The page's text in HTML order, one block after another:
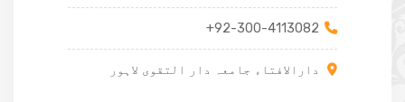
+92-300-4113082
دارالافتاء جامعہ دار التقوی لاہور